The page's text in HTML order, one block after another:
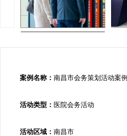
案例名称： 南昌市会务策划活动案例
活动类型： 医院会务活动
活动区域： 南昌市